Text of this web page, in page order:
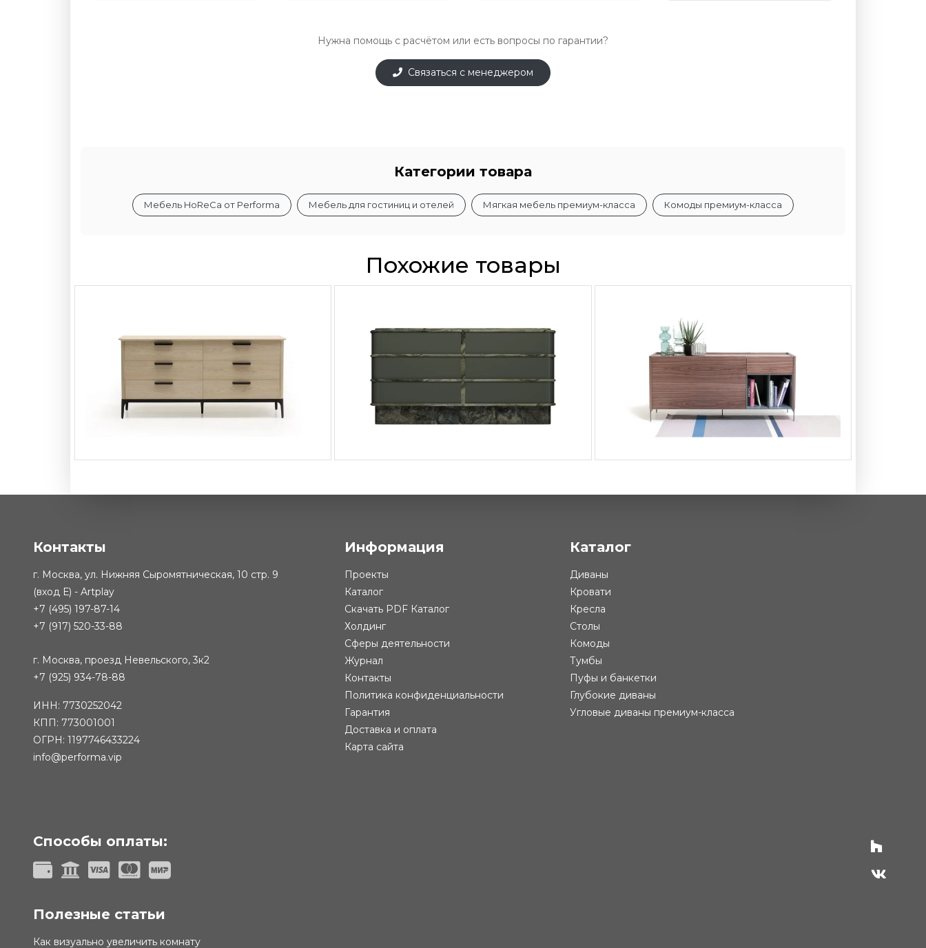
Нужна помощь с расчётом или есть вопросы по гарантии?
Связаться с менеджером
Категории товара
Мебель HoReCa от Performa Мебель для гостиниц и отелей Мягкая мебель премиум-класса Комоды премиум-класса
Похожие товары
Контакты
г. Москва, ул. Нижняя Сыромятническая, 10 стр. 9
(вход Е) - Artplay
+7 (495) 197-87-14
+7 (917) 520-33-88
г. Москва, проезд Невельского, 3к2
+7 (925) 934-78-88
ИНН: 7730252042
КПП: 773001001
ОГРН: 1197746433224
info@performa.vip
Информация
Проекты
Каталог
Скачать PDF Каталог
Холдинг
Сферы деятельности
Журнал
Контакты
Политика конфиденциальности
Гарантия
Доставка и оплата
Карта сайта
Каталог
Диваны
Кровати
Кресла
Столы
Комоды
Тумбы
Пуфы и банкетки
Глубокие диваны
Угловые диваны премиум-класса
Способы оплаты:
Полезные статьи
Как визуально увеличить комнату